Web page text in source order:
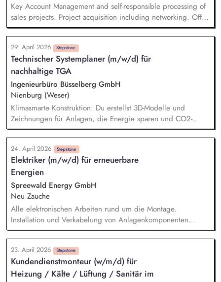
Key Account Management and self-responsible processing of
sales projects. Project acquisition including networking. Offer
development and creation of presentations together with
other department, e.g. product management. Independant
negotiating within agreed frameworks. Accompanying new
product projects as a sales contact, from the offer phase to
series production. Responsibility for profitable sales growth,
customer satisfaction and the development of new business
opportunities. Elaboration of market potential and new trends.
29. April 2026 Stepstone
Technischer Systemplaner (m/w/d) für
nachhaltige TGA
Ingenieurbüro Büsselberg GmbH
Nienburg (Weser)
Klimasmarte Konstruktion: Du erstellst 3D-Modelle und
Zeichnungen für Anlagen, die Energie sparen und CO2-
Emissionen senken. Innovations-Check: Du bringst eigene
Ideen ein, wie wir Technik noch effizienter in anspruchsvolle
Architektur integrieren können. Schnittstellenmanagement: Du
koordinierst dich mit Fachkollegen, um ganzheitliche,
ökologisch optimierte Gesamtsysteme zu schaffen. Präzise
Berechnungen: Du lieferst die Datenbasis für Anlagen, die
genau so groß wie nötig, aber so effizient wie möglich sind.
24. April 2026 Stepstone
Elektriker (m/w/d) für erneuerbare
Energien
Spreewald Energy GmbH
Neu Zauche
Alle elektronischen Arbeiten rund um die Montage.
Installation und Verkabelung von Anlagenkomponenten
basierend auf Erneuerbaren Energien (Photovoltaikanlagen,
Solarstromspeicher, Wärmepumpenanlagen, Ladestationen für
E-Autos, Blockheizkraftwerke). Überprüfung der elektrischen
Anlagen und Komponenten. Fehlerbehebung und Reparatur.
Wartung und Instandhaltung. Sie führen die Abnahme
23. April 2026 Stepstone
Kundendienstmonteur (w/m/d) für
Heizung / Kälte / Lüftung / Sanitär im